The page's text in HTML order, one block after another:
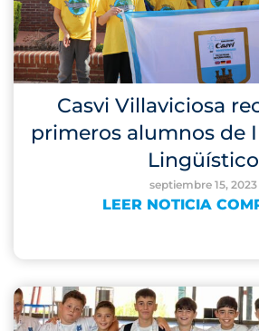
Casvi Villaviciosa
primeros alumnos de
Lingüístico
septiembre 15, 2023
LEER NOTICIA